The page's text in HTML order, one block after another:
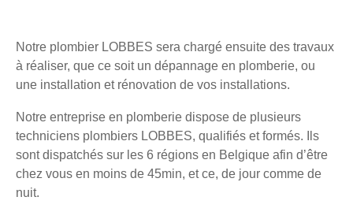
Notre plombier LOBBES sera chargé ensuite des travaux
à réaliser, que ce soit un dépannage en plomberie, ou
une installation et rénovation de vos installations.
Notre entreprise en plomberie dispose de plusieurs
techniciens plombiers LOBBES, qualifiés et formés. Ils
sont dispatchés sur les 6 régions en Belgique afin d’être
chez vous en moins de 45min, et ce, de jour comme de
nuit.